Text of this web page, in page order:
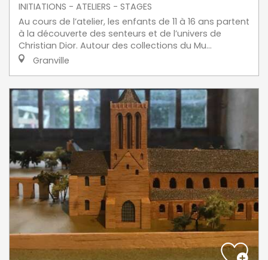
INITIATIONS - ATELIERS - STAGES
Au cours de l’atelier, les enfants de 11 à 16 ans partent
à la découverte des senteurs et de l’univers de
Christian Dior. Autour des collections du Mu...
Granville